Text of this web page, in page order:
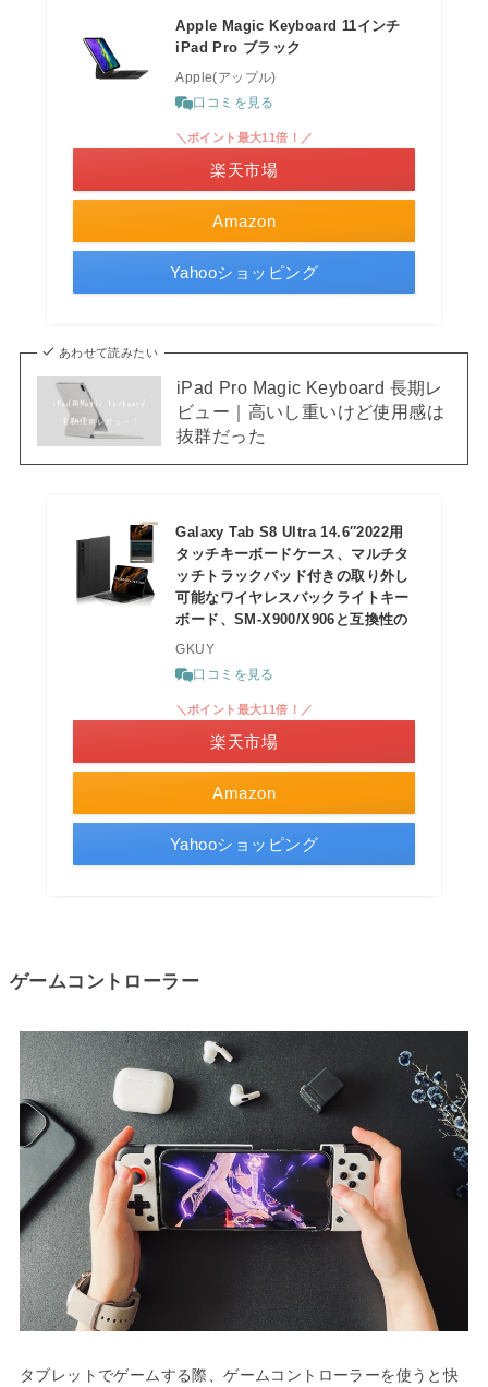
Apple Magic Keyboard 11インチ
iPad Pro ブラック
Apple(アップル)
口コミを見る
Amazon
＼ポイント最大11倍！／
楽天市場
Yahooショッピング
あわせて読みたい
iPad Pro Magic Keyboard 長期レ
ビュー｜高いし重いけど使用感は
抜群だった
Galaxy Tab S8 Ultra 14.6″2022用
タッチキーボードケース、マルチタ
ッチトラックパッド付きの取り外し
可能なワイヤレスバックライトキー
ボード、SM-X900/X906と互換性の
GKUY
口コミを見る
Amazon
＼ポイント最大11倍！／
楽天市場
Yahooショッピング
ゲームコントローラー
タブレットでゲームする際、ゲームコントローラーを使うと快